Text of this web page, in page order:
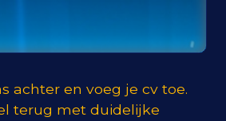
achter en voeg je cv toe.
terug met duidelijke